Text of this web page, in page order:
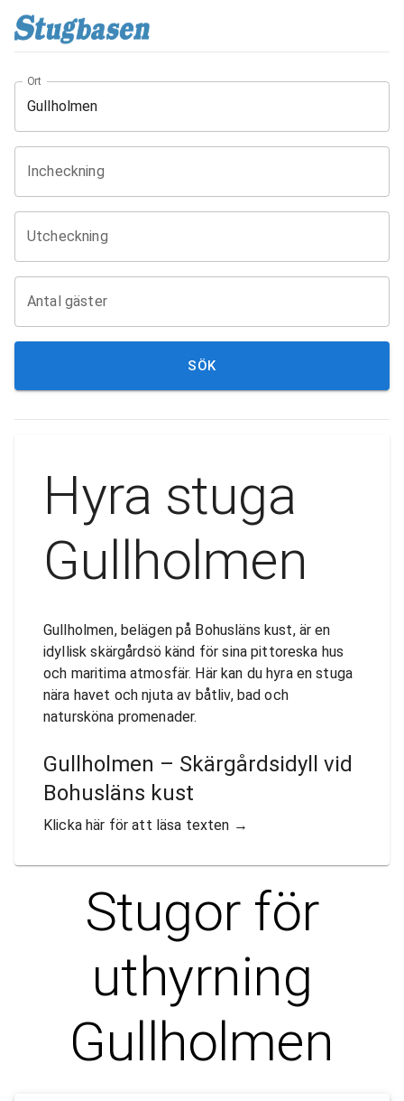
Ort
Incheckning
Utcheckning
Antal gäster
SÖK
Hyra stuga
Gullholmen
Gullholmen, belägen på Bohusläns kust, är en
idyllisk skärgårdsö känd för sina pittoreska hus
och maritima atmosfär. Här kan du hyra en stuga
nära havet och njuta av båtliv, bad och
natursköna promenader.
Gullholmen – Skärgårdsidyll vid
Bohusläns kust
Klicka här för att läsa texten →
Stugor för
uthyrning
Gullholmen